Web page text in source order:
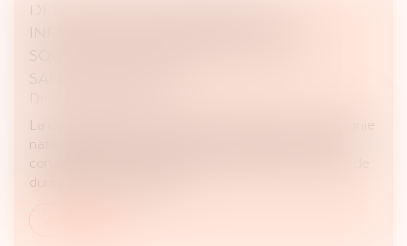
DÉFAUT D'ÉTABLISSEMENT DES
INFORMATIONS DE DURABILITÉ : LES
SOCIÉTÉS ENCOURENT ELLES UNE
SANCTION PÉNALE ?
La commission des études juridiques de la Compagnie
nationale des commissaires aux comptes (CNCC)
considère que l'absence d'informations en matière de
durabilité dans le rapport...